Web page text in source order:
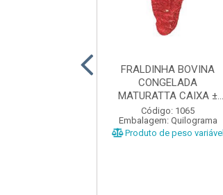
FRALDINHA BOVINA
CONGELADA
MATURATTA CAIXA ±
15KG
Código: 1065
Embalagem: Quilograma
Produto de peso variável